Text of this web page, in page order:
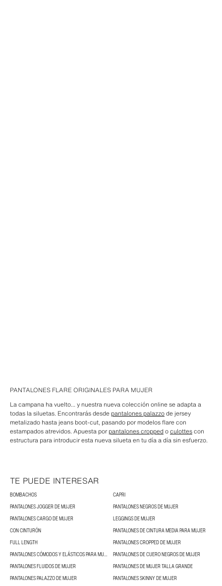
PANTALONES FLARE ORIGINALES PARA MUJER
La campana ha vuelto... y nuestra nueva colección online se adapta a
todas la siluetas. Encontrarás desde pantalones palazzode jersey
metalizado hasta jeans boot-cut, pasando por modelos flare con
estampados atrevidos. Apuesta por pantalones croppedoculottescon
estructura para introducir esta nueva silueta en tu día a día sin esfuerzo.
TE PUEDE INTERESAR
BOMBACHOS
CAPRI
PANTALONES JOGGER DE MUJER
PANTALONES NEGROS DE MUJER
PANTALONES CARGO DE MUJER
LEGGINGS DE MUJER
CON CINTURÓN
PANTALONES DE CINTURA MEDIA PARA MUJER
FULL LENGTH
PANTALONES CROPPED DE MUJER
PANTALONES CÓMODOS Y ELÁSTICOS PARA MUJER
PANTALONES DE CUERO NEGROS DE MUJER
PANTALONES FLUIDOS DE MUJER
PANTALONES DE MUJER TALLA GRANDE
PANTALONES PALAZZO DE MUJER
PANTALONES SKINNY DE MUJER